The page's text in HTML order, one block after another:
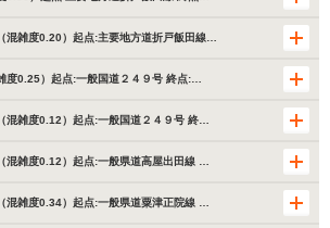
混雑度0.20）起点:主要地方道折戸飯田線…
度0.25）起点:一般国道２４９号 終点:…
混雑度0.12）起点:一般国道２４９号 終…
混雑度0.12）起点:一般県道高屋出田線 …
混雑度0.34）起点:一般県道粟津正院線 …